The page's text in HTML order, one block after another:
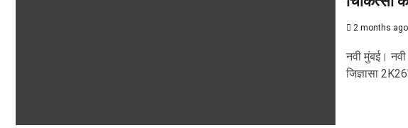
2 months ago
नवी मुंबई।
जिज्ञासा